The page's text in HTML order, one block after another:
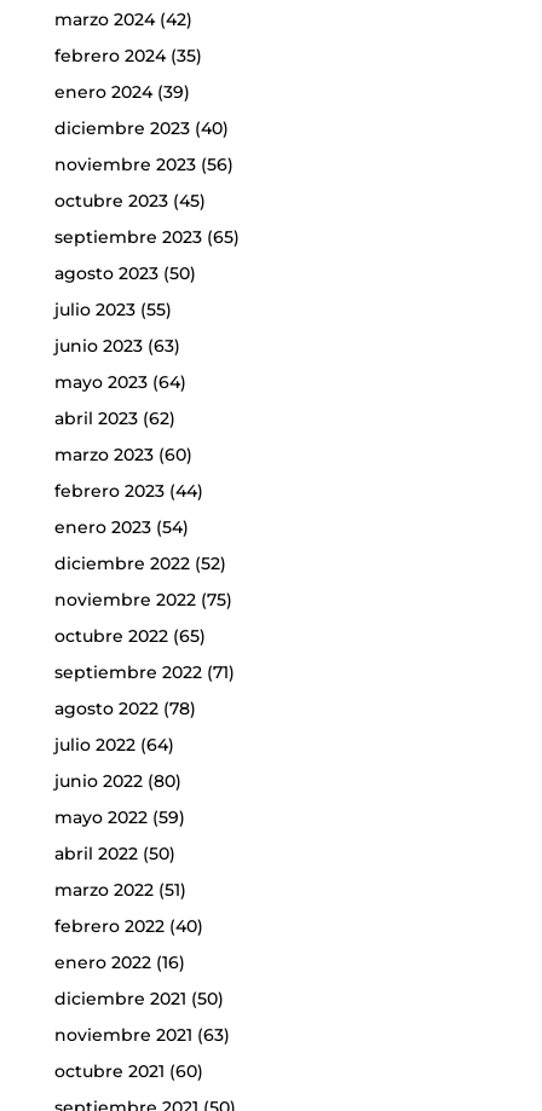
marzo 2024(42)
febrero 2024(35)
enero 2024(39)
diciembre 2023(40)
noviembre 2023(56)
octubre 2023(45)
septiembre 2023(65)
agosto 2023(50)
julio 2023(55)
junio 2023(63)
mayo 2023(64)
abril 2023(62)
marzo 2023(60)
febrero 2023(44)
enero 2023(54)
diciembre 2022(52)
noviembre 2022(75)
octubre 2022(65)
septiembre 2022(71)
agosto 2022(78)
julio 2022(64)
junio 2022(80)
mayo 2022(59)
abril 2022(50)
marzo 2022(51)
febrero 2022(40)
enero 2022(16)
diciembre 2021 (50)
noviembre 2021 (63)
octubre 2021 (60)